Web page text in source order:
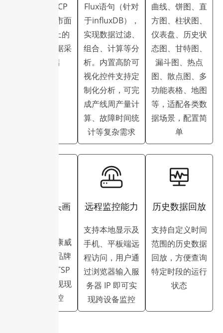
Modbus TCP
协议，覆盖市面
上 90% 以上的
工业设备数据采
集与存储
Flux语句（针对
于influxDB），
实现数据过滤、
组合、计算等分
析。内置高阶可
视化控件支持定
制化分析，可完
成产线周产量计
算、故障时间统
计等复杂需求
曲线、饼图、直
方图、柱状图、
仪表盘、历史状
态图、甘特图、
漏斗图、热点
图、散点图、多
功能表格、地图
等，适配各类数
据场景，配置简
单
监控摄像头画
支持接入海康威
视 / 大华等品牌
摄像头的 RTSP
视频流，实现现
场实时监控
远程监控能力
支持本地显示及
手机、平板端远
程访问，用户通
过浏览器输入服
务器 IP 即可实
现跨设备监控
历史数据回放
支持自定义时间
范围的历史数据
回放，方便查询
特定时段的运行
状态